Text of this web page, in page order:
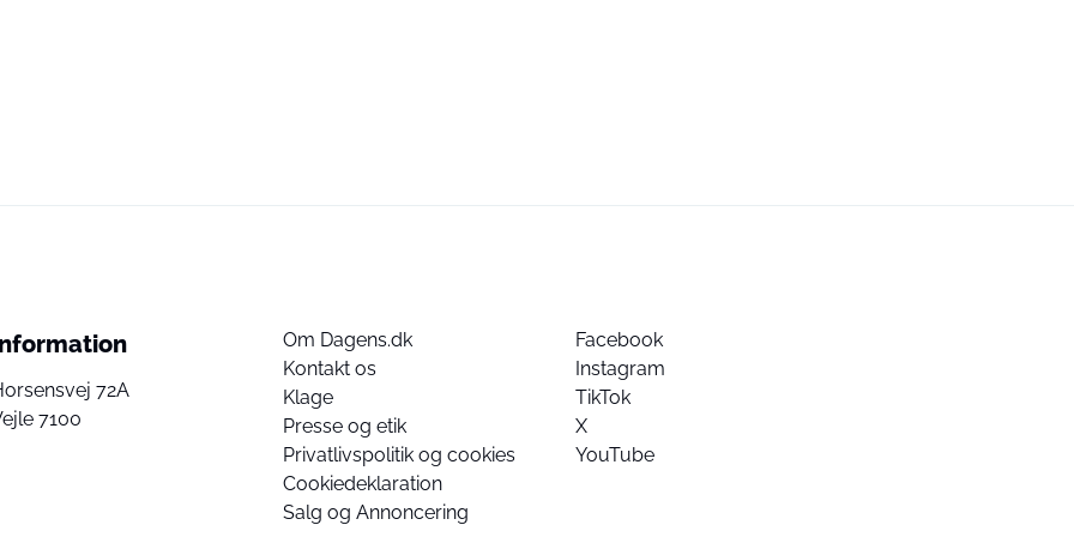
72A
7100
Om Dagens.dk
Kontakt os
Klage
Presse og etik
Privatlivspolitik og cookies
Cookiedeklaration
Salg og Annoncering
Facebook
Instagram
TikTok
X
YouTube